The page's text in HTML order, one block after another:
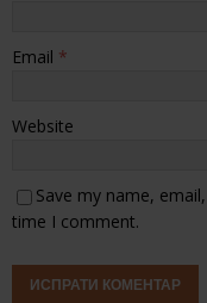
Email *
Website
Save my name,
time I comment.